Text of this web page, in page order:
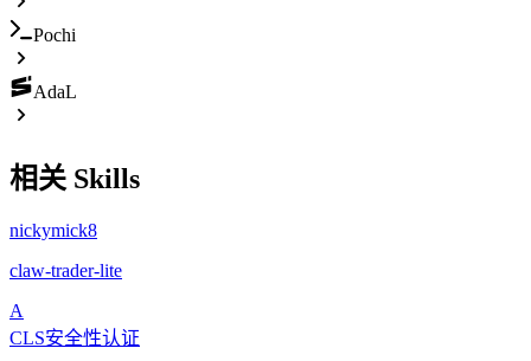
Pochi
AdaL
相关 Skills
nickymick8
claw-trader-lite
A
CLS安全性认证